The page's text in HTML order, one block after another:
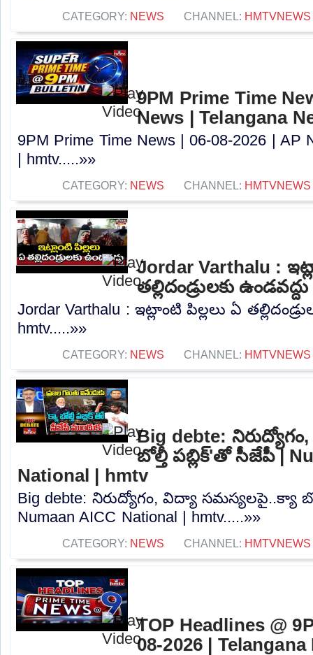
CATEGORY: NEWS CHANNEL: HMTVNEWS
9PM Prime Time
News | Telangana
9PM Prime Time News | 06-08-2026 | AP
| hmtv.....»»
CATEGORY: NEWS CHANNEL: HMTVNEWS
Jordar Varthalu :
తల్లిదండ్రులకు
Jordar Varthalu : ఇట్లాంటి పిల్లలు ఏ
hmtv.....»»
CATEGORY: NEWS CHANNEL: HMTVNEWS
Big debte:
బోల్తీ పబ్లిక్'తో సీజేపీ |
National | hmtv
Big debte: నిరుద్యోగం, విద్యా సమస్యలపై..క్యా
Numaan AICC National | hmtv.....»»
CATEGORY: NEWS CHANNEL: HMTVNEWS
TOP Headlines @
08-2026 |